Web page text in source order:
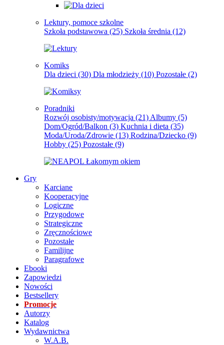
Lektury, pomoce szkolne
Szkoła podstawowa (25) Szkoła średnia (12)
Komiks
Dla dzieci (30) Dla młodzieży (10) Pozostałe (2)
Poradniki
Rozwój osobisty/motywacja (21) Albumy (5)
Dom/Ogród/Balkon (3) Kuchnia i dieta (35)
Moda/Uroda/Zdrowie (13) Rodzina/Dziecko (9)
Hobby (25) Pozostałe (9)
Gry
Karciane
Kooperacyjne
Logiczne
Przygodowe
Strategiczne
Zręcznościowe
Pozostałe
Familijne
Paragrafowe
Ebooki
Zapowiedzi
Nowości
Bestsellery
Promocje
Autorzy
Katalog
Wydawnictwa
W.A.B.